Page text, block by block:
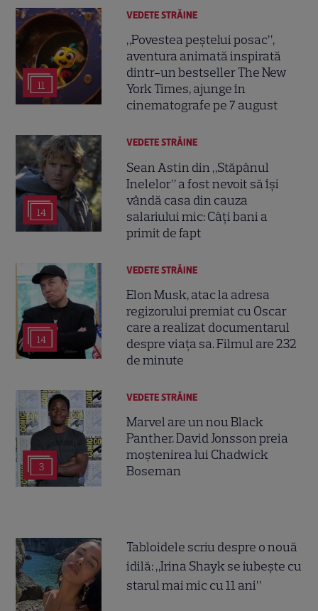
11
VEDETE STRĂINE
„Povestea peștelui posac”,
aventura animată inspirată
dintr-un bestseller The New
York Times, ajunge în
cinematografe pe 7 august
14
VEDETE STRĂINE
Sean Astin din „Stăpânul
Inelelor” a fost nevoit să își
vândă casa din cauza
salariului mic: Câți bani a
primit de fapt
14
VEDETE STRĂINE
Elon Musk, atac la adresa
regizorului premiat cu Oscar
care a realizat documentarul
despre viața sa. Filmul are 232
de minute
3
VEDETE STRĂINE
Marvel are un nou Black
Panther. David Jonsson preia
moștenirea lui Chadwick
Boseman
Tabloidele scriu despre o nouă
idilă: „Irina Shayk se iubește cu
starul mai mic cu 11 ani”